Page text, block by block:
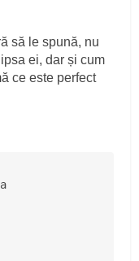
să le spună, nu
ei, dar și cum
ce este perfect